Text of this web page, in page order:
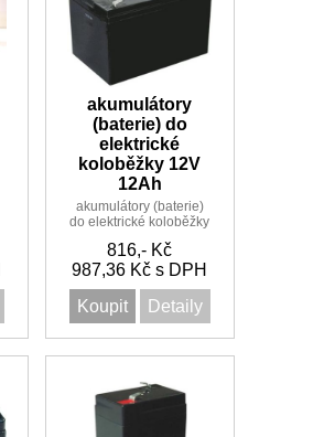
akumulátory
(baterie) do
elektrické
koloběžky 12V
12Ah
akumulátory (baterie)
do elektrické koloběžky
816,- Kč
987,36 Kč s DPH
Koupit
Detaily